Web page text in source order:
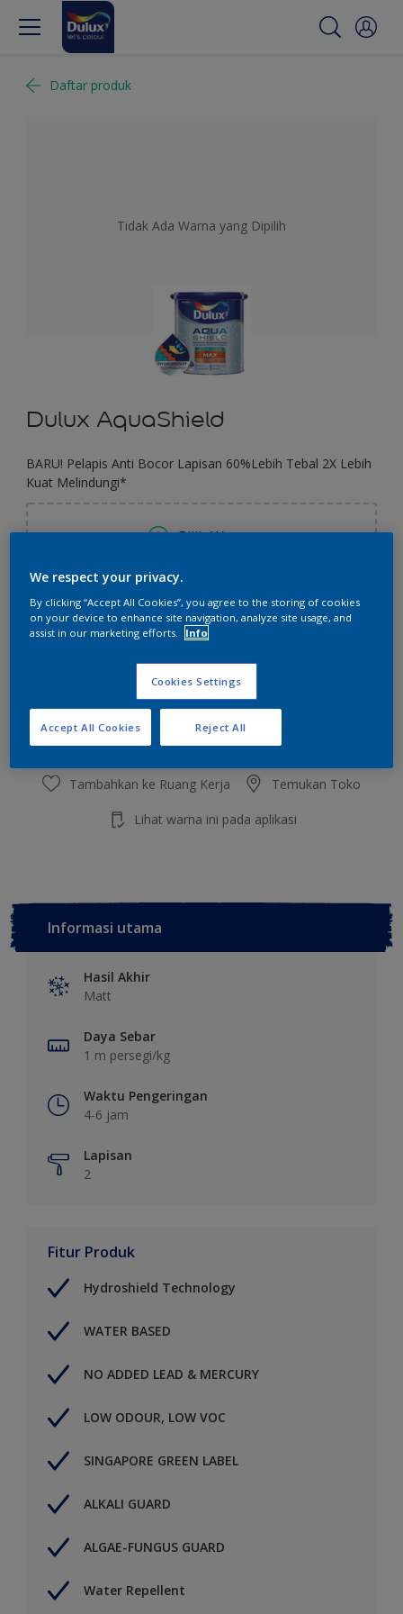
Daftar produk
Tidak Ada Warna yang Dipilih
Dulux AquaShield
BARU! Pelapis Anti Bocor Lapisan 60%Lebih Tebal 2X Lebih
Kuat Melindungi*
Pilih Warna
Ukuran
1 KG 4 KG
Kalkulator cat
Tambahkan ke Ruang Kerja Temukan Toko
Lihat warna ini pada aplikasi
Informasi utama
Hasil Akhir
Matt
Daya Sebar
1 m persegi/kg
Waktu Pengeringan
4-6 jam
Lapisan
2
Fitur Produk
Hydroshield Technology
WATER BASED
NO ADDED LEAD & MERCURY
LOW ODOUR, LOW VOC
SINGAPORE GREEN LABEL
ALKALI GUARD
ALGAE-FUNGUS GUARD
Water Repellent
We respect your privacy.
By clicking “Accept All Cookies”, you agree to the storing of cookies
on your device to enhance site navigation, analyze site usage, and
assist in our marketing efforts.
Info
Cookies Settings
Reject All
Accept All Cookies